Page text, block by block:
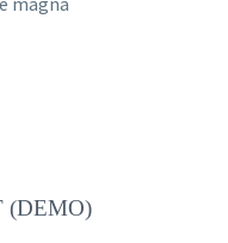
(DEMO)